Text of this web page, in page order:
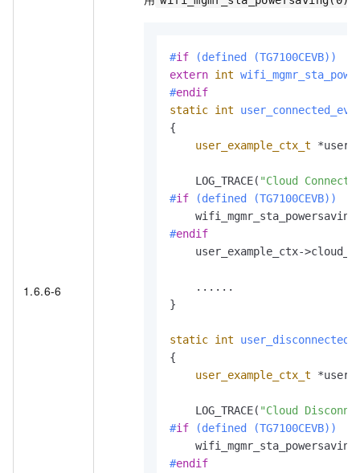
1.6.6-6
#if (defined (TG7100CEVB))
extern int
#endif
static int
{
user_example_ctx_t
    LOG_TRACE(
"Cloud
#if (defined (TG7100CEVB))
#endif
user_example_ctx-
    ......
}
static int
{
user_example_ctx_t
    LOG_TRACE(
"Cloud
#if (defined (TG7100CEVB))
#endif